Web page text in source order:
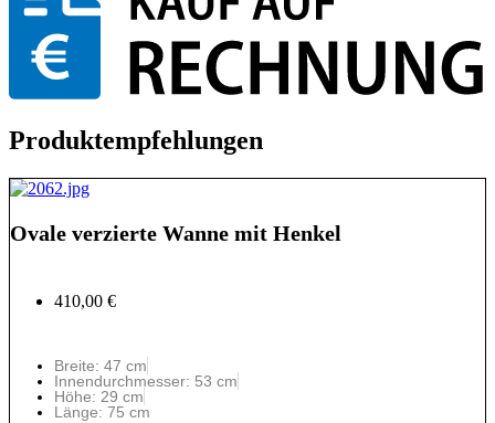
Produktempfehlungen
Ovale verzierte Wanne mit Henkel
410,00 €
Breite: 47 cm
Innendurchmesser: 53 cm
Höhe: 29 cm
Länge: 75 cm